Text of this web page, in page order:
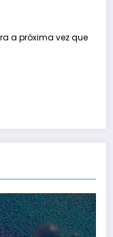
a próxima vez que